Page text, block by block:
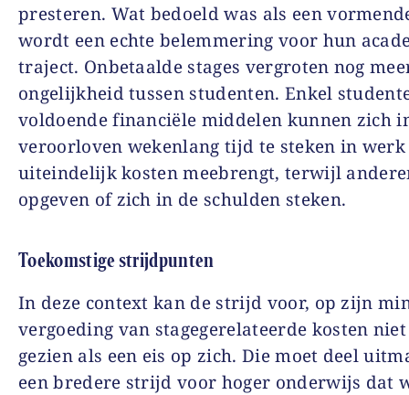
presteren. Wat bedoeld was als een
wordt een echte belemmering voor hun
traject. Onbetaalde stages vergroten nog
ongelijkheid tussen studenten. Enkel
voldoende financiële middelen kunnen zich
veroorloven wekenlang tijd te steken in
uiteindelijk kosten meebrengt, terwijl
opgeven of zich in de schulden steken.
Toekomstige strijdpunten
In deze context kan de strijd voor, op zijn
vergoeding van stagegerelateerde kosten
gezien als een eis op zich. Die moet deel
een bredere strijd voor hoger onderwijs dat